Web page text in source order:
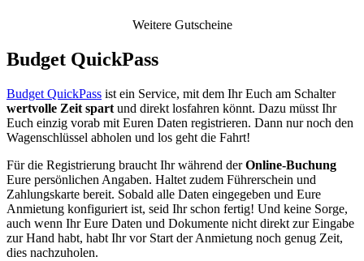
Weitere Gutscheine
Budget QuickPass
Budget QuickPass ist ein Service, mit dem Ihr Euch am Schalter
wertvolle Zeit spart und direkt losfahren könnt. Dazu müsst Ihr
Euch einzig vorab mit Euren Daten registrieren. Dann nur noch den
Wagenschlüssel abholen und los geht die Fahrt!
Für die Registrierung braucht Ihr während derOnline-Buchung
Eure persönlichen Angaben. Haltet zudem Führerschein und
Zahlungskarte bereit. Sobald alle Daten eingegeben und Eure
Anmietung konfiguriert ist, seid Ihr schon fertig! Und keine Sorge,
auch wenn Ihr Eure Daten und Dokumente nicht direkt zur Eingabe
zur Hand habt, habt Ihr vor Start der Anmietung noch genug Zeit,
dies nachzuholen.